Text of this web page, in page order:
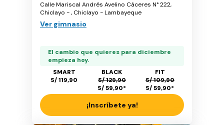
Calle Mariscal Andrés Avelino Cáceres N° 222,
Chiclayo - , Chiclayo - Lambayeque
Ver gimnasio
El cambio que quieres para diciembre
empieza hoy.
SMART
S/ 119,90
BLACK
S/ 129,90
S/ 59,90*
FIT
S/ 109,90
S/ 59,90*
¡Inscríbete ya!